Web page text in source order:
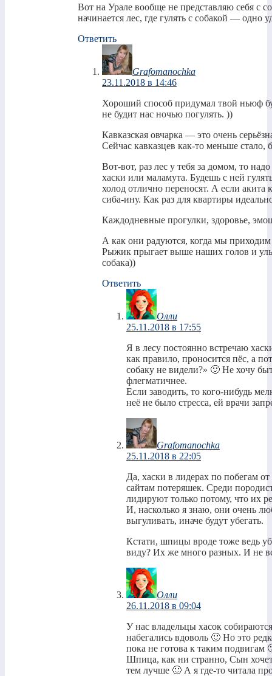
Вот на Урале вообще не представляю себя с
начинается лес, где гулять с собакой — одно
Ответить
Grafomanochka
23.11.2018 в 14:46
Хороший способ придумал твой ньюф
не будит нас ночью погулять. ))
Кавказская овчарка — это очень
Сейчас кавказцев как-то меньше стало,
Вот-вот, раз лес у тебя за домом, то
хаски или маламута. Будешь с ней
холод отлично переносят. А если
сиба-ину. Как раз для квартиры
Каждодневные прогулки, здоровье,
А как они радуются, когда мы
Рыжик прыгает выше наших голов и
собака))
Ответить
Олли
25.11.2018 в 17:55
Я в лесу постоянно встречаю
как правило, проносится пёс, а
собаку не видели?» 🙂 Не хочу
флегматичнее.
Если заводить, то кого-нибудь
неё не было стресса, ей врачи
Grafomanochka
25.11.2018 в 22:05
Да, хаски в лидерах по побегам
сайтам потеряшек. Среди
лидируют только потому, что их
И, насколько я знаю, они очень
выгуливать, иначе будут убегать.
Кстати, шпицы вроде тоже ведь
виду? Их же много разных. И не
Олли
26.11.2018 в 09:04
У нас владельцы хасок
набегались вдоволь 🙂 Но это
пока не готова к таким подвигам
Шпица, как ни странно, Сын
тем лучше 🙂 А я где-то читала